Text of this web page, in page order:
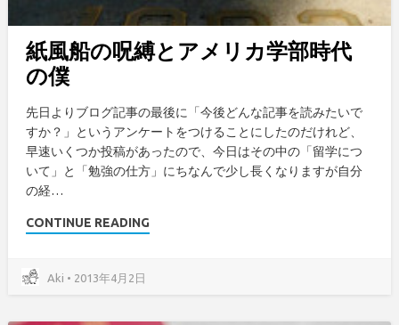
紙風船の呪縛とアメリカ学部時代
の僕
先日よりブログ記事の最後に「今後どんな記事を読みたいで
すか？」というアンケートをつけることにしたのだけれど、
早速いくつか投稿があったので、今日はその中の「留学につ
いて」と「勉強の仕方」にちなんで少し長くなりますが自分
の経…
CONTINUE READING
Aki • 2013年4月2日